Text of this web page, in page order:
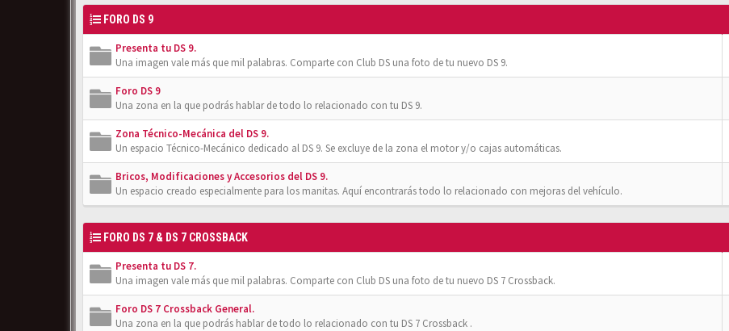
FORO DS 9
Presenta tu DS 9.
Una imagen vale más que mil palabras. Comparte con Club DS una foto de tu nuevo DS 9.
Foro DS 9
Una zona en la que podrás hablar de todo lo relacionado con tu DS 9.
Zona Técnico-Mecánica del DS 9.
Un espacio Técnico-Mecánico dedicado al DS 9. Se excluye de la zona el motor y/o cajas automáticas.
Bricos, Modificaciones y Accesorios del DS 9.
Un espacio creado especialmente para los manitas. Aquí encontrarás todo lo relacionado con mejoras del vehículo.
FORO DS 7 & DS 7 CROSSBACK
Presenta tu DS 7.
Una imagen vale más que mil palabras. Comparte con Club DS una foto de tu nuevo DS 7 Crossback.
Foro DS 7 Crossback General.
Una zona en la que podrás hablar de todo lo relacionado con tu DS 7 Crossback .